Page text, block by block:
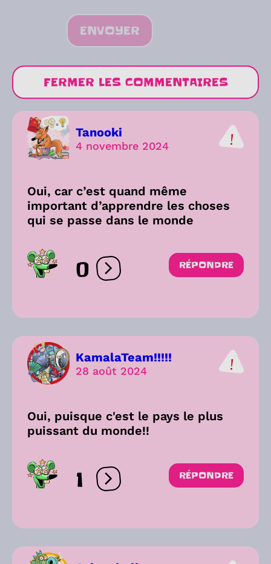
ENVOYER
FERMER LES COMMENTAIRES
Tanooki
4 novembre 2024
Oui, car c’est quand même
important d’apprendre les choses
qui se passe dans le monde
0 Ouvrir les réactions
RÉPONDRE
KamalaTeam!!!!!
28 août 2024
Oui, puisque c'est le pays le plus
puissant du monde!!
1 Ouvrir les réactions
RÉPONDRE